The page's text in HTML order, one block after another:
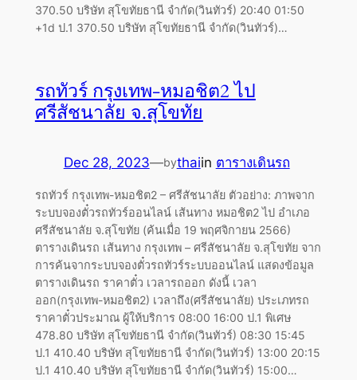
370.50 บริษัท สุโขทัยธานี จำกัด(วินทัวร์) 20:40 01:50
+1d ป.1 370.50 บริษัท สุโขทัยธานี จำกัด(วินทัวร์)…
รถทัวร์ กรุงเทพ-หมอชิต2 ไป
ศรีสัชนาลัย จ.สุโขทัย
Dec 28, 2023—bythaiin ตารางเดินรถ
รถทัวร์ กรุงเทพ-หมอชิต2 – ศรีสัชนาลัย ตัวอย่าง: ภาพจาก
ระบบจองตั๋วรถทัวร์ออนไลน์ เส้นทาง หมอชิต2 ไป อำเภอ
ศรีสัชนาลัย จ.สุโขทัย (ค้นเมื่อ 19 พฤศจิกายน 2566)
ตารางเดินรถ เส้นทาง กรุงเทพ – ศรีสัชนาลัย จ.สุโขทัย จาก
การค้นจากระบบจองตั๋วรถทัวร์ระบบออนไลน์ แสดงข้อมูล
ตารางเดินรถ ราคาตั๋ว เวลารถออก ดังนี้ เวลา
ออก(กรุงเทพ-หมอชิต2) เวลาถึง(ศรีสัชนาลัย) ประเภทรถ
ราคาตั๋วประมาณ ผู้ให้บริการ 08:00 16:00 ป.1 พิเศษ
478.80 บริษัท สุโขทัยธานี จำกัด(วินทัวร์) 08:30 15:45
ป.1 410.40 บริษัท สุโขทัยธานี จำกัด(วินทัวร์) 13:00 20:15
ป.1 410.40 บริษัท สุโขทัยธานี จำกัด(วินทัวร์) 15:00…